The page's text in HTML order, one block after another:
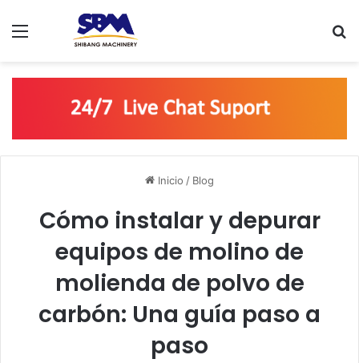
Inicio / Blog
Cómo instalar y depurar
equipos de molino de
molienda de polvo de
carbón: Una guía paso a
paso